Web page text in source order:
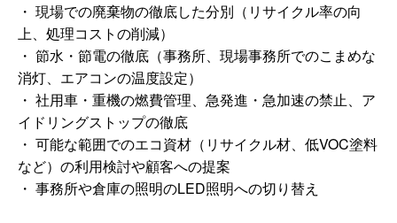
・ 現場での廃棄物の徹底した分別（リサイクル率の向
上、処理コストの削減）
・ 節水・節電の徹底（事務所、現場事務所でのこまめな
消灯、エアコンの温度設定）
・ 社用車・重機の燃費管理、急発進・急加速の禁止、ア
イドリングストップの徹底
・ 可能な範囲でのエコ資材（リサイクル材、低VOC塗料
など）の利用検討や顧客への提案
・ 事務所や倉庫の照明のLED照明への切り替え